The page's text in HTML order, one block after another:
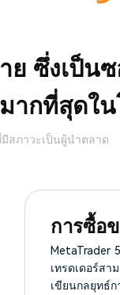
ซึ่งเป็
ากที่สุดใน
สภาวะเป็นผู้นำตลาด
การซื้อ
MetaTrader
เทรดเดอร์ส
เขียนกลยุทธ์